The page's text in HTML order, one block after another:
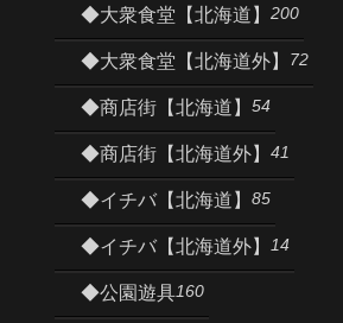
◆大衆食堂【北海道】 200
◆大衆食堂【北海道外】 72
◆商店街【北海道】 54
◆商店街【北海道外】 41
◆イチバ【北海道】 85
◆イチバ【北海道外】 14
◆公園遊具160